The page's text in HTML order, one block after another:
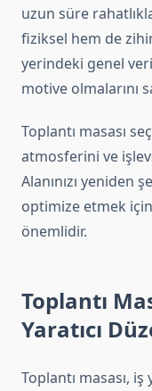
uzun süre
fiziksel hem de
yerindeki genel
motive olmalarını
Toplantı masası
atmosferini ve
Alanınızı yeniden
optimize etmek
önemlidir.
Toplantı
Yaratıcı
Toplantı masası,